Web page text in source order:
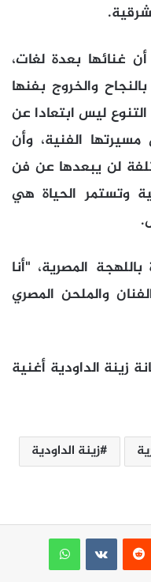
غنائها بعدة لغات،
والخروج بفنها
ليس ابتعادا عن
الفنية، وأن
لن يبعدها عن فن
وتستمر الحياة هي
المصرية، "أنا
والملحن المصري
زينة الداودية أغنية
زينة الداودية
واتساب